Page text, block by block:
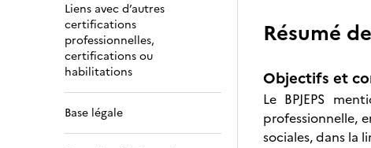
Liens avec d’autres
certifications
professionnelles,
certifications ou
habilitations
Base légale
Résumé
Objectifs et
Le BPJEPS
professionnelle,
sociales, dans la